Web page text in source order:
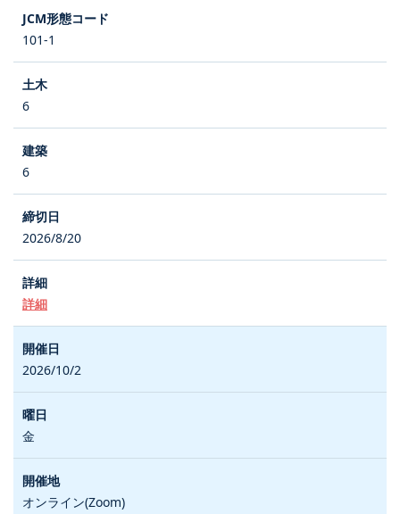
101-1
6
6
2026/8/20
詳細
2026/10/2
金
オンライン(Zoom)